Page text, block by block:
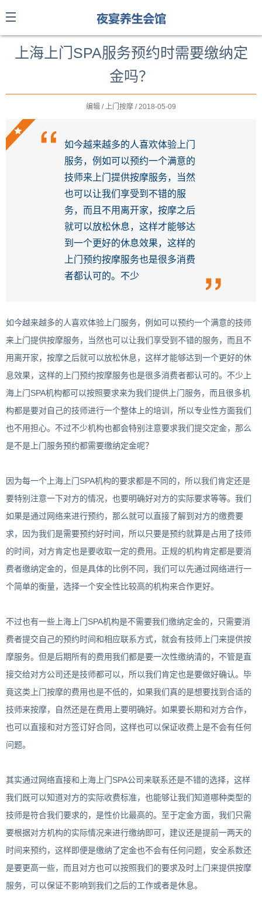
上海上门SPA服务预约时需要缴纳定
金吗？
编辑 / 上门按摩 / 2018-05-09
如今越来越多的人喜欢体验上门
服务，例如可以预约一个满意的
技师来上门提供按摩服务，当然
也可以让我们享受到不错的服
务，而且不用离开家，按摩之后
就可以放松休息，这样才能够达
到一个更好的休息效果，这样的
上门预约按摩服务也是很多消费
者都认可的。不少
如今越来越多的人喜欢体验上门服务，例如可以预约一个满意的技师
来上门提供按摩服务，当然也可以让我们享受到不错的服务，而且不
用离开家，按摩之后就可以放松休息，这样才能够达到一个更好的休
息效果，这样的上门预约按摩服务也是很多消费者都认可的。不少上
海上门SPA机构都可以按照要求来为我们提供上门服务，而且很多机
构都是要对自己的技师进行一个整体上的培训，所以专业性方面我们
也不用担心。不过不少机构也都会特别注意要求我们提交定金，那么
是不是上门服务预约都需要缴纳定金呢？
因为每一个上海上门SPA机构的要求都是不同的，所以我们肯定还是
要特别注意一下对方的情况，也要明确好对方的实际要求等等。我们
如果是通过网络来进行预约，那么就可以直接了解到对方的缴费要
求，因为我们是需要预约好时间，所以只要是预约就算是占用了技师
的时间，对方肯定也是要收取一定的费用。正规的机构肯定都是要消
费者缴纳定金的，但是具体的比例不同，我们可以先通过网络进行一
个简单的衡量，选择一个安全性比较高的机构来合作更好。
不过也有一些上海上门SPA机构是不需要我们缴纳定金的，只需要消
费者提交自己的预约时间和相应联系方式，就会有技师上门来提供按
摩服务。但是后期所有的费用我们都是要一次性缴纳清的，不管是直
接交给对方公司还是技师都可以，所以我们肯定也是要做好确认。毕
竟这类上门按摩的费用也是不低的，如果我们真的是想要找到合适的
技师来按摩，自然还是在费用上要明确好。如果要长期和对方合作，
也可以直接和对方签订好合同，这样也可以保证收费上是不会有任何
问题。
其实通过网络直接和上海上门SPA公司来联系还是不错的选择，这样
我们既可以知道对方的实际收费标准，也能够让我们知道哪种类型的
技师是符合我们要求的，是性价比最高的。至于定金方面，我们只需
要根据对方机构的实际情况来进行缴纳即可，建议还是提前一两天的
时间来预约，这样即便是缴纳了定金也不会有任何问题，安全系数还
是要更高一些，而且对方也可以按照我们的要求及时上门来提供按摩
服务，可以保证不影响到我们之后的工作或者是休息。